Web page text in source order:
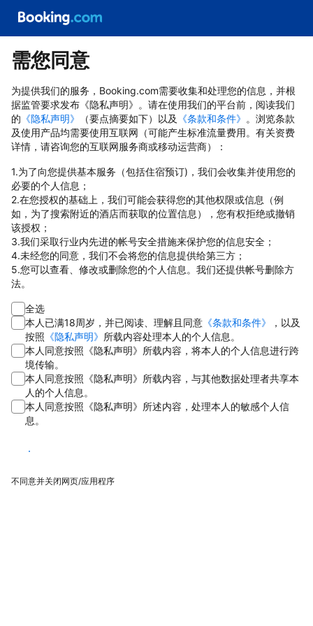
需您同意
为提供我们的服务，Booking.com需要收集和处理您的信息，并根
据监管要求发布《隐私声明》。请在使用我们的平台前，阅读我们
的 《隐私声明》 （要点摘要如下）以及 《条款和条件》 。浏览条款
及使用产品均需要使用互联网（可能产生标准流量费用。有关资费
详情，请咨询您的互联网服务商或移动运营商）：
1.为了向您提供基本服务（包括住宿预订)，我们会收集并使用您的
必要的个人信息；
2.在您授权的基础上，我们可能会获得您的其他权限或信息（例
如，为了搜索附近的酒店而获取的位置信息），您有权拒绝或撤销
该授权；
3.我们采取行业内先进的帐号安全措施来保护您的信息安全；
4.未经您的同意，我们不会将您的信息提供给第三方；
5.您可以查看、修改或删除您的个人信息。我们还提供帐号删除方
法。
全选
本人已满18周岁，并已阅读、理解且同意 《条款和条件》
，以及
按照 《隐私声明》 所载内容处理本人的个人信息。
本人同意按照《隐私声明》所载内容，将本人的个人信息进行跨
境传输。
本人同意按照《隐私声明》所载内容，与其他数据处理者共享本
人的个人信息。
本人同意按照《隐私声明》所述内容，处理本人的敏感个人信
息。
同意
不同意并关闭网页/应用程序